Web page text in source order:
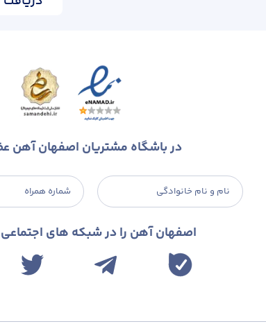
در باشگاه مشتریان اصفهان آهن
نام و نام خانوادگی شماره همراه
اصفهان آهن را در شبکه های اجتماعی